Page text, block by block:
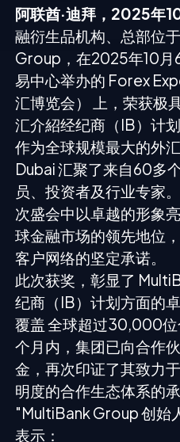
阿联酋·迪拜，2025年
融衍生品机构、总部位
Group，在2025年10月
易中心举办的 Forex
汇博览会） 上，荣获极
汇介紹经纪商（IB）计划
作为全球规模最大的外
Dubai 汇聚了来自60多
员、投资者及行业专家
次盛会中以卓越的形象
球金融市场的领先地位
客户网络的坚定承诺。
此次获奖，彰显了
纪商（IB）计划方面的
覆盖 全球超过30,000位
个月内，集团已向合作
金，再次印证了其致力
明度的合作生态体系的承
"MultiBank Group 创始
表示：